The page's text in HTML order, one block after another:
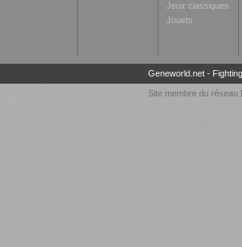
Jeux classiques
Jouets
Geneworld.net-
Site membre du réseau